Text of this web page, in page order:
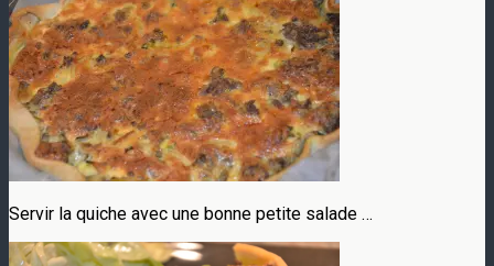
Servir la quiche avec une bonne petite salade …